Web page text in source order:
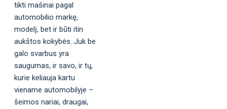
tikti mašinai pagal
automobilio markę,
modelį, bet ir būti itin
aukštos kokybės. Juk be
galo svarbus yra
saugumas, ir savo, ir tų,
kurie keliauja kartu
viename automobilyje –
šeimos nariai, draugai,